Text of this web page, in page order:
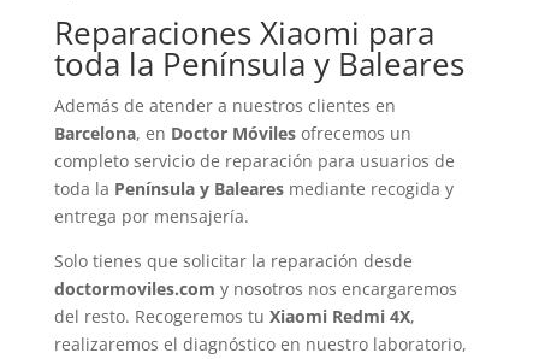
Reparaciones Xiaomi para
toda la Península y Baleares
Además de atender a nuestros clientes en
Barcelona, en Doctor Móvilesofrecemos un
completo servicio de reparación para usuarios de
toda la Península y Balearesmediante recogida y
entrega por mensajería.
Solo tienes que solicitar la reparación desde
doctormoviles.com y nosotros nos encargaremos
del resto. Recogeremos tu Xiaomi Redmi 4X,
realizaremos el diagnóstico en nuestro laboratorio,